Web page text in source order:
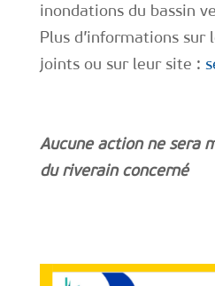
inondations du bassin
Plus d’informations sur
joints ou sur leur site :
Aucune action ne sera
du riverain concerné